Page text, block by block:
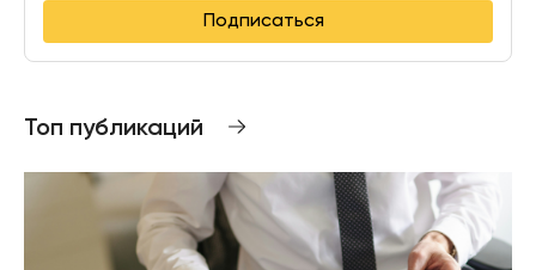
Подписаться
Топ публикаций